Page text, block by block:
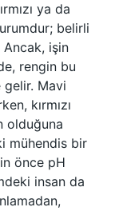
ya da
belirli
işin
rengin bu
gelir. Mavi
kırmızı
olduğuna
mühendis bir
önce pH
insan da